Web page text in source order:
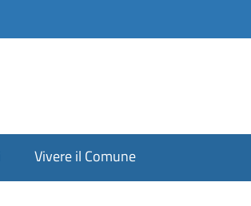
Vivere il Comune